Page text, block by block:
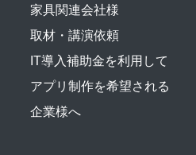
家具関連会社様
取材・講演依頼
IT導入補助金を利用して
アプリ制作を希望される
企業様へ